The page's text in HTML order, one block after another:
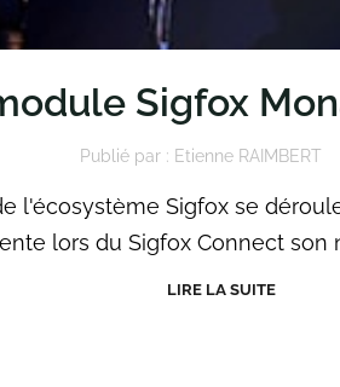
Sigfox
Publié par : Etienne RAIMBERT
l'écosystème Sigfox se
lors du Sigfox Connect son
LIRE LA SUITE